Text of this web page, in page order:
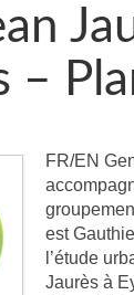
–
FR/EN
est
l’étude
Jaurès à